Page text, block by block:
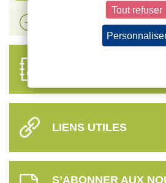
Voir plus d'actualités
LIENS UTILES
S’ABONNER AUX
Tout refuser